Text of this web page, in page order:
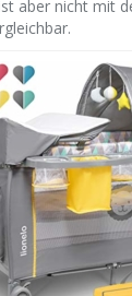
aber nicht mit